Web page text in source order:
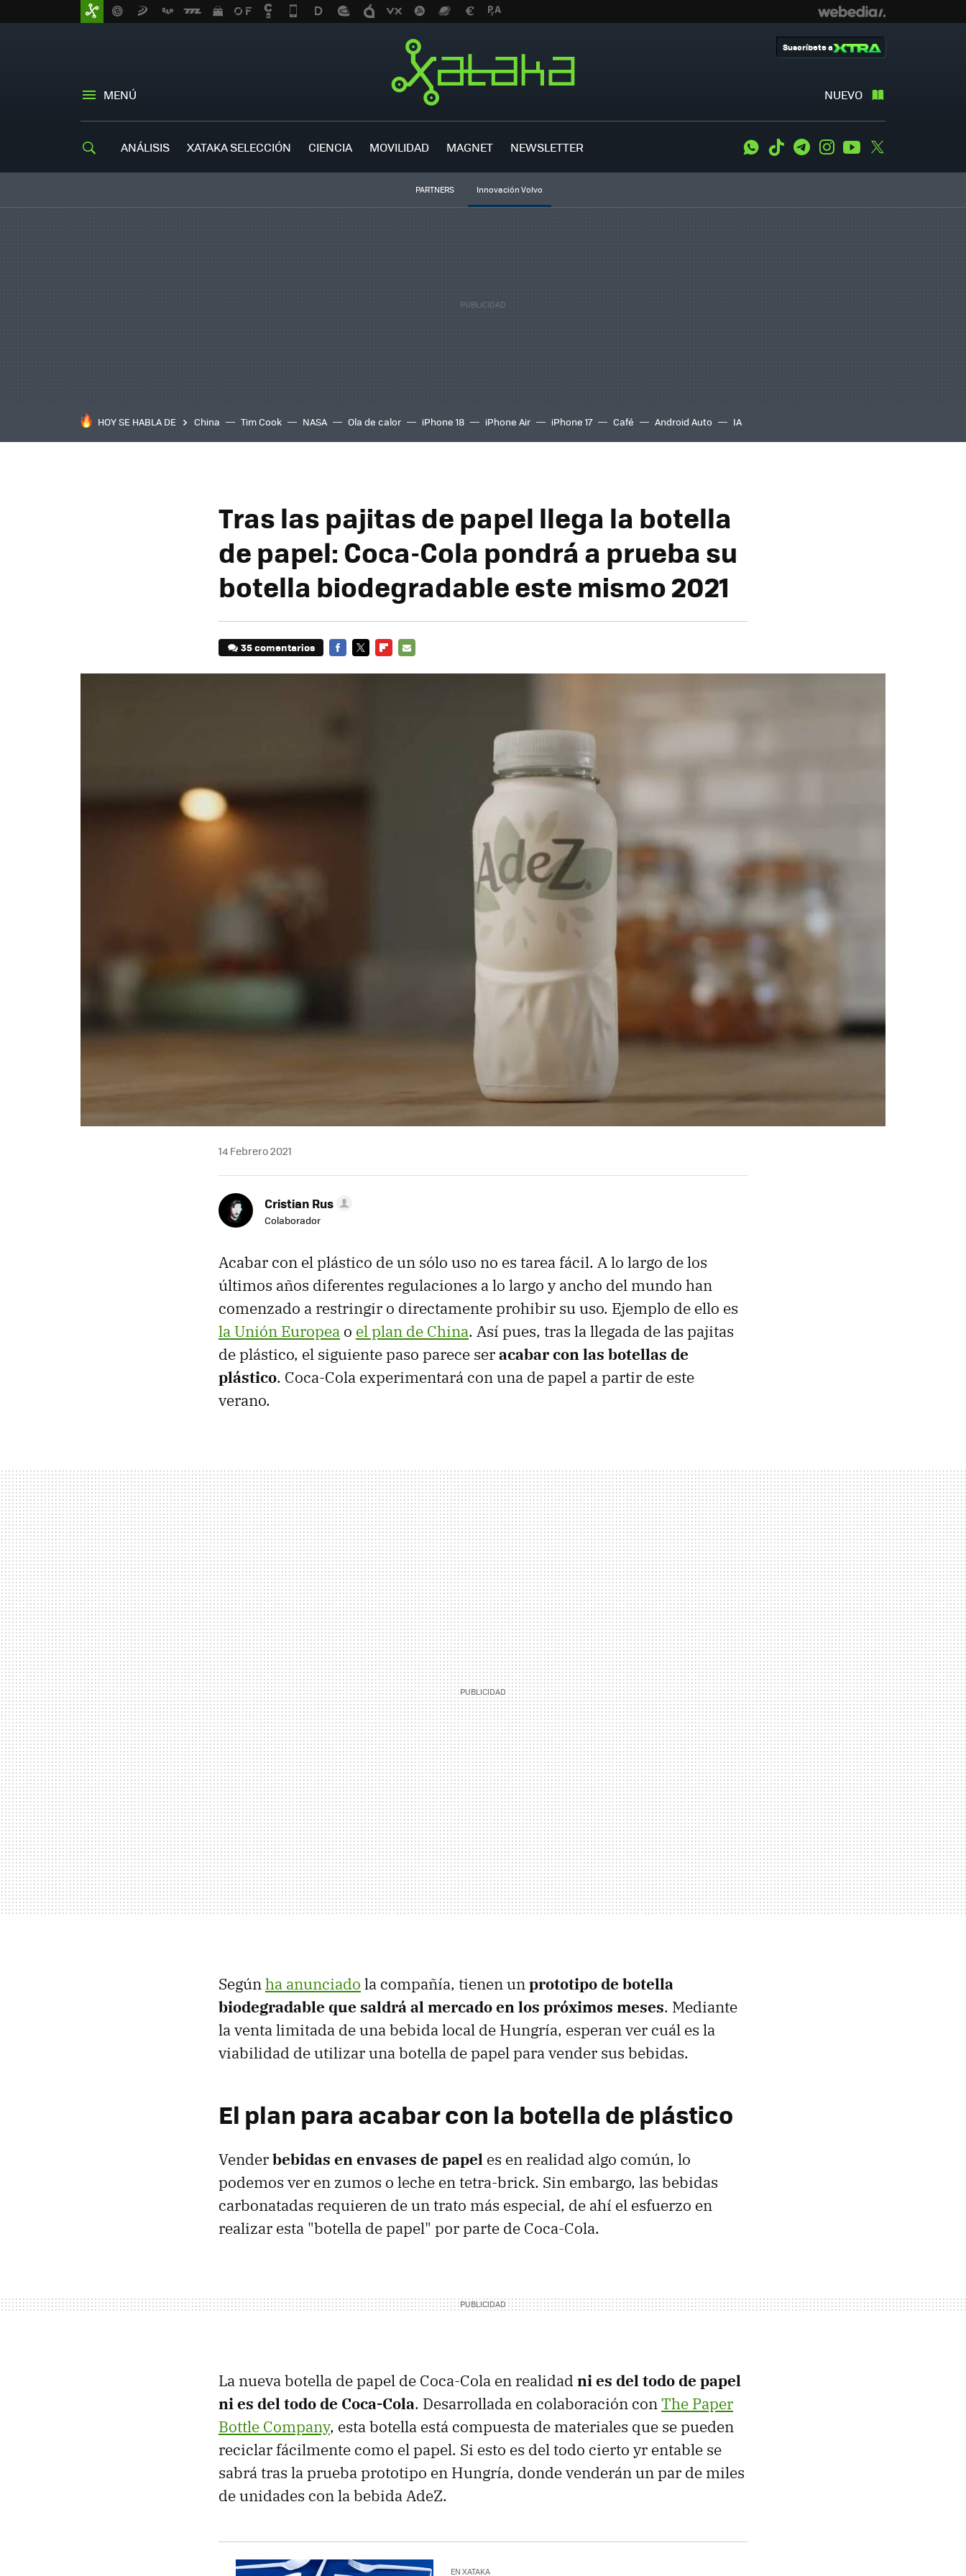
MENÚ NUEVO
Suscríbete a
ANÁLISIS XATAKA SELECCIÓN CIENCIA MOVILIDAD MAGNET NEWSLETTER WhatsApp
Tiktok TelegramInstagramYoutube
PARTNERS Innovación Volvo
HOY SE HABLA DE China Tim Cook NASA Ola de calor iPhone 18 iPhone Air iPhone 17 Café Android Auto IA
Tras las pajitas de papel llega la botella
de papel: Coca-Cola pondrá a prueba su
botella biodegradable este mismo 2021
35 comentarios
14 Febrero 2021
Cristian Rus
Colaborador
Acabar con el plástico de un sólo uso no es tarea fácil. A lo largo de los
últimos años diferentes regulaciones a lo largo y ancho del mundo han
comenzado a restringir o directamente prohibir su uso. Ejemplo de ello es
la Unión Europea o el plan de China. Así pues, tras la llegada de las pajitas
de plástico, el siguiente paso parece seracabar con las botellas de
plástico. Coca-Cola experimentará con una de papel a partir de este
verano.
Segúnha anunciado la compañía, tienen unprototipo de botella
biodegradable que saldrá al mercado en los próximos meses. Mediante
la venta limitada de una bebida local de Hungría, esperan ver cuál es la
viabilidad de utilizar una botella de papel para vender sus bebidas.
El plan para acabar con la botella de plástico
Venderbebidas en envases de papel es en realidad algo común, lo
podemos ver en zumos o leche en tetra-brick. Sin embargo, las bebidas
carbonatadas requieren de un trato más especial, de ahí el esfuerzo en
realizar esta "botella de papel" por parte de Coca-Cola.
La nueva botella de papel de Coca-Cola en realidad ni es del todo de papel
ni es del todo de Coca-Cola. Desarrollada en colaboración conThe Paper
Bottle Company, esta botella está compuesta de materiales que se pueden
reciclar fácilmente como el papel. Si esto es del todo cierto yr entable se
sabrá tras la prueba prototipo en Hungría, donde venderán un par de miles
de unidades con la bebida AdeZ.
EN XATAKA